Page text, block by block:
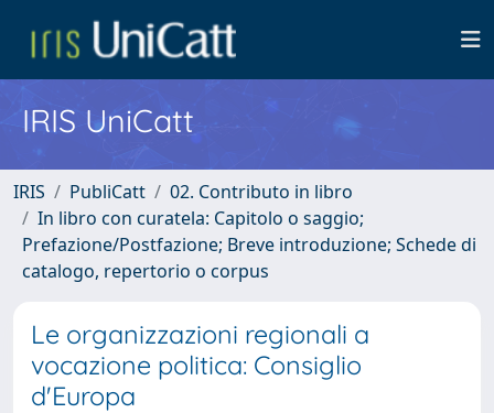
IRIS UniCatt
IRIS PubliCatt
02. Contributo in libro
In libro con curatela: Capitolo o saggio;
Prefazione/Postfazione; Breve introduzione; Schede di
catalogo, repertorio o corpus
Le organizzazioni regionali a
vocazione politica: Consiglio
d'Europa